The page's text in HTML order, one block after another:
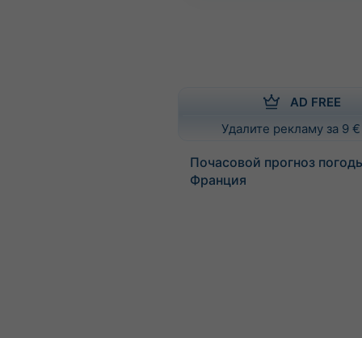
AD FREE
Удалите рекламу за 9 €
Почасовой прогноз
Франция